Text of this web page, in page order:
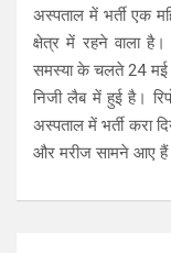
अस्पताल में भर्ती एक
क्षेत्र में रहने वाला है।
समस्या के चलते 24 मई
निजी लैब में हुई है।
अस्पताल में भर्ती करा
और मरीज सामने आए